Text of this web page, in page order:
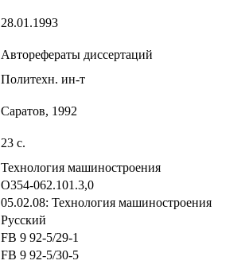
28.01.1993
Авторефераты диссертаций
Политехн. ин-т
Саратов, 1992
23 с.
Технология машиностроения
О354-062.101.3,0
05.02.08: Технология машиностроения
Русский
FB 9 92-5/29-1
FB 9 92-5/30-5